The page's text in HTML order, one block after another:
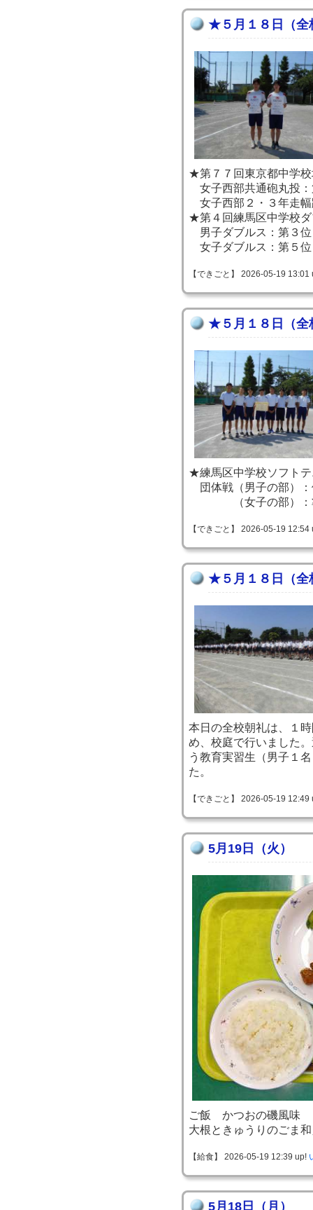
★５月１８日（全
★第７７回東京都中学
女子西部共通砲丸投：
女子西部２・３年走幅
★第４回練馬区中学校
男子ダブルス：第３
女子ダブルス：第５位
【できごと】 2026-05-19
★５月１８日（全
★練馬区中学校ソフト
団体戦（男子の部）：
（女子の部）：
【できごと】 2026-05-19
★５月１８日（全
本日の全校朝礼は、１
め、校庭で行いました
う教育実習生（男子１
た。
【できごと】 2026-05-19
5月19日（火）
ご飯 かつおの磯風味
大根ときゅうりのごま
【給食】 2026-05-19 12:39 up!
5月18日（月）